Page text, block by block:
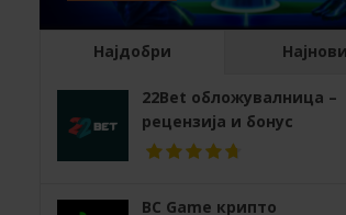
Најдобри Најнови
22Bet обложувалница –
рецензија и бонус
BC Game крипто